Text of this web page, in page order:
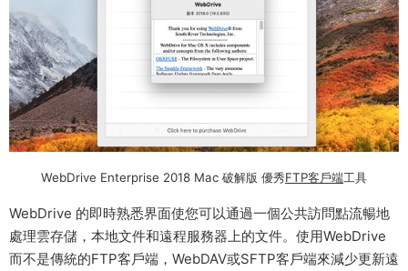
WebDrive Enterprise 2018 Mac 破解版 優秀FTP客戶端工具
WebDrive 的即時熟悉界面使您可以通過一個公共訪問點流暢地
處理雲存儲，本地文件和遠程服務器上的文件。使用WebDrive
而不是傳統的FTP客戶端，WebDAV或SFTP客戶端來減少更新遠